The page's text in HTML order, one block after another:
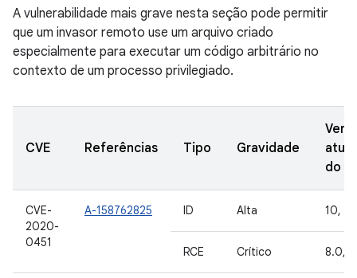
A vulnerabilidade mais grave nesta seção pode permitir
que um invasor remoto use um arquivo criado
especialmente para executar um código arbitrário no
contexto de um processo privilegiado.
CVE Referências Tipo Gravidade
do
CVE-
2020-
0451
A-158762825 ID Alta 10, 11
RCE Crítico 8.0,